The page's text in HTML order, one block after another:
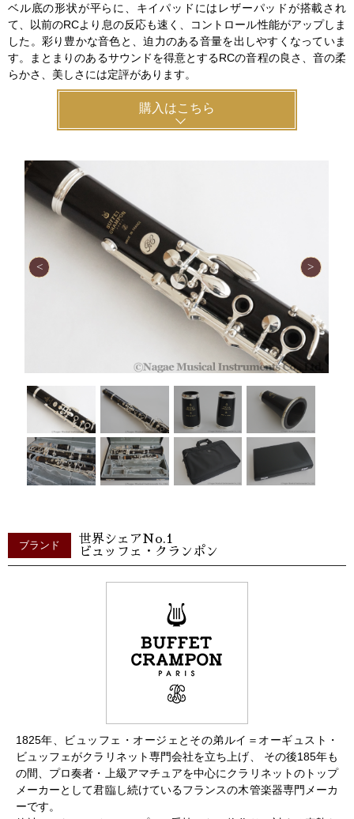
ベル底の形状が平らに、キイパッドにはレザーパッドが搭載され
て、以前のRCより息の反応も速く、コントロール性能がアップしま
した。彩り豊かな音色と、迫力のある音量を出しやすくなっていま
す。まとまりのあるサウンドを得意とするRCの音程の良さ、音の柔
らかさ、美しさには定評があります。
購入はこちら
ブランド
世界シェアNo.1
ビュッフェ・クランポン
1825年、ビュッフェ・オージェとその弟ルイ＝オーギュスト・
ビュッフェがクラリネット専門会社を立ち上げ、 その後185年も
の間、プロ奏者・上級アマチュアを中心にクラリネットのトップ
メーカーとして君臨し続けているフランスの木管楽器専門メーカ
ーです。